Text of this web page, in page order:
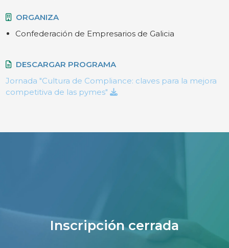
ORGANIZA
Confederación de Empresarios de Galicia
DESCARGAR PROGRAMA
Jornada "Cultura de Compliance: claves para la mejora
competitiva de las pymes"
Inscripción cerrada